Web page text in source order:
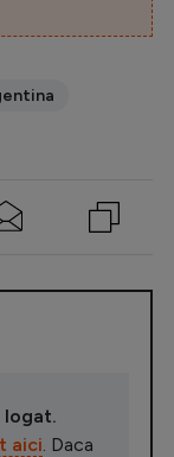
logat.
aici . Daca